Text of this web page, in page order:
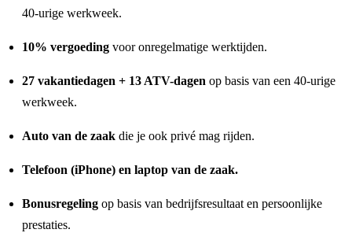
40-urige werkweek.
10% vergoeding voor onregelmatige werktijden.
27 vakantiedagen + 13 ATV-dagen op basis van een 40-urige
werkweek.
Auto van de zaak die je ook privé mag rijden.
Telefoon (iPhone) en laptop van de zaak.
Bonusregeling op basis van bedrijfsresultaat en persoonlijke
prestaties.